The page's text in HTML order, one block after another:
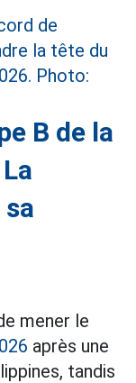
B de la
mener le
après une
tandis